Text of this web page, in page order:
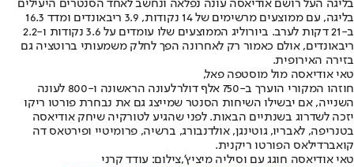
בליגה העל רושם אודיאסה עונה נפלאה ונחשב לאחד הסנטרים היעילים
בליגה, עם ממוצעים מרשימים של 14 נקודות, 3.9 ריבאונדים ומדד 16.3
ב-21 דקות לערב. ביורוליג הממוצעים שלו עומדים על 3.6 נקודות ו-2.2
ריבאונדים, אולם כאמור רק לאחרונה הפך לחלק משמעותי ברוטציה גם
בזירה האירופית.
טאי אודיאסה מול מוסטפה פאל,
חוזהו המקורי הוערך ב-750 אלף דולר
לעונה הראשונה ו-800 לעונה
השנייה, אם יבשילו השיחות הסנטר שמייצג גם את נבחרת פורטו ריקו
יזכה לשדרוג בשנתיים הבאות. לפני שהגיע לטורקיה שיחק אודיאסה
בטנריפה, לאבריו, גוטינגן, אולדנבורג, ברשיה, פרומיטיי ופירטאס דה
קואברדילאס הפורטו ריקנית.
טאי אודיאסה חוגג עם וסיליה מיציץ',צילום: עודד קרני